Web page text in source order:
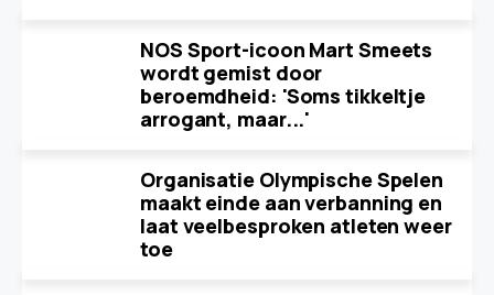
NOS Sport-icoon Mart Smeets
wordt gemist door
beroemdheid: 'Soms tikkeltje
arrogant, maar...'
Organisatie Olympische Spelen
maakt einde aan verbanning en
laat veelbesproken atleten weer
toe